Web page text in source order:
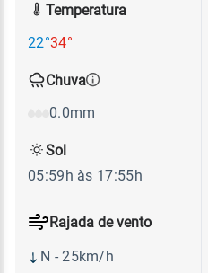
Temperatura
22°34°
Chuva
0.0mm
Rajada de vento
N - 25km/h
Sol
05:59h às 17:55h